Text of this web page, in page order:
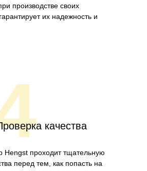
производстве своих
их надежность и
качества
Hengst проходит тщательную
перед тем, как попасть на